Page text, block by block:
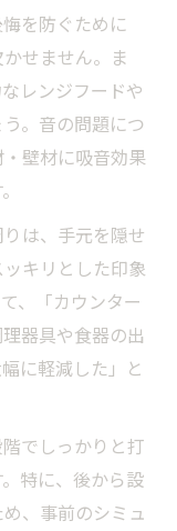
を防ぐために
せません。ま
レンジフードや
。音の問題につ
壁材に吸音効果
は、手元を隠せ
キリとした印象
、「カウンター
器具や食器の出
に軽減した」と
でしっかりと打
特に、後から設
、事前のシミュ